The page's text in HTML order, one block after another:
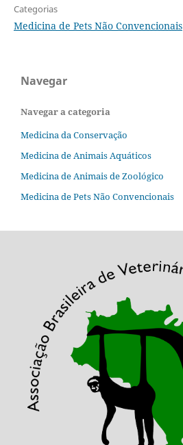
Categorias
Medicina de Pets Não Convencionais
Navegar
Navegar a categoria
Medicina da Conservação
Medicina de Animais Aquáticos
Medicina de Animais de Zoológico
Medicina de Pets Não Convencionais